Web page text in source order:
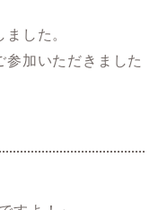
した。
加いただきました